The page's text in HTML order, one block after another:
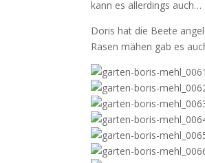
kann es allerdings auch…
Doris hat die Beete
Rasen mähen gab es